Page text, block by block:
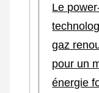
Le
gaz
pour un
énergie